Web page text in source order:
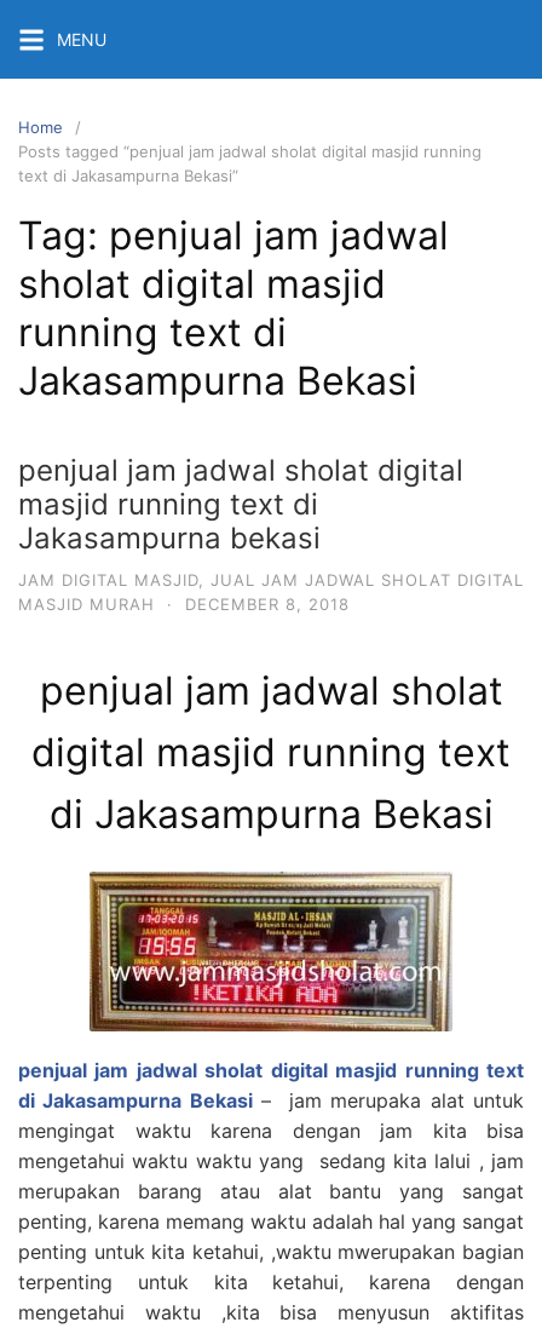
content
MENU
Home
Posts tagged “penjual jam jadwal sholat digital masjid running
text di Jakasampurna Bekasi”
Tag: penjual jam jadwal
sholat digital masjid
running text di
Jakasampurna Bekasi
penjual jam jadwal sholat digital
masjid running text di
Jakasampurna bekasi
JAM DIGITAL MASJID
JUAL JAM JADWAL SHOLAT DIGITAL
MASJID MURAH
· DECEMBER 8, 2018
penjual jam jadwal sholat
digital masjid running text
di Jakasampurna Bekasi
penjual jam jadwal sholat digital masjid running text
di Jakasampurna Bekasi – jam merupaka alat untuk
mengingat waktu karena dengan jam kita bisa
mengetahui waktu waktu yang sedang kita lalui , jam
merupakan barang atau alat bantu yang sangat
penting, karena memang waktu adalah hal yang sangat
penting untuk kita ketahui, ,waktu mwerupakan bagian
terpenting untuk kita ketahui, karena dengan
mengetahui waktu ,kita bisa menyusun aktifitas